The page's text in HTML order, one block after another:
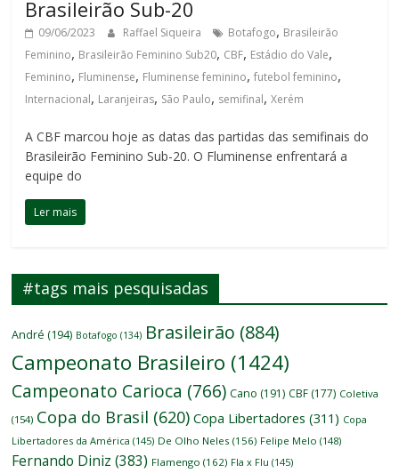
Brasileirão Sub-20
09/06/2023 Raffael Siqueira Botafogo, Brasileirão
Feminino, Brasileirão Feminino Sub20, CBF, Estádio do Vale,
Feminino, Fluminense, Fluminense feminino,futebol feminino,
Internacional, Laranjeiras, São Paulo, semifinal,Xerém
A CBF marcou hoje as datas das partidas das semifinais do
Brasileirão Feminino Sub-20. O Fluminense enfrentará a
equipe do
Ler mais
#tags mais pesquisadas
André (194) Botafogo (134) Brasileirão (884)
Campeonato Brasileiro (1424)
Campeonato Carioca (766) Cano (191) CBF (177) Coletiva
(154) Copa do Brasil (620) Copa Libertadores (311) Copa
Libertadores da América (145) De Olho Neles (156) Felipe Melo (148)
Fernando Diniz (383) Flamengo (162) Fla x Flu (145)